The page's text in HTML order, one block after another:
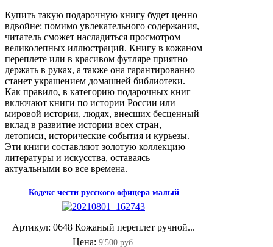
Купить такую подарочную книгу будет ценно
вдвойне: помимо увлекательного содержания,
читатель сможет насладиться просмотром
великолепных иллюстраций. Книгу в кожаном
переплете или в красивом футляре приятно
держать в руках, а также она гарантированно
станет украшением домашней библиотеки.
Как правило, в категорию подарочных книг
включают книги по истории России или
мировой истории, людях, внесших бесценный
вклад в развитие истории всех стран,
летописи, исторические события и курьезы.
Эти книги составляют золотую коллекцию
литературы и искусства, оставаясь
актуальными во все времена.
Кодекс чести русского офицера малый
Артикул: 0648 Кожаный переплет ручной...
Цена: 9'500 руб.